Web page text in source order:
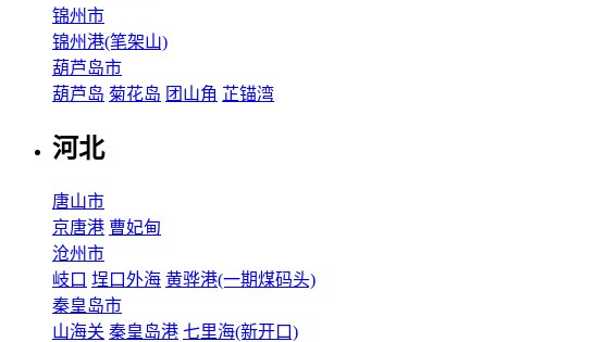
锦州市
锦州港(笔架山)
葫芦岛市
葫芦岛 菊花岛 团山角 芷锚湾
河北
唐山市
京唐港 曹妃甸
沧州市
岐口 埕口外海 黄骅港(一期煤码头)
秦皇岛市
山海关 秦皇岛港 七里海(新开口)